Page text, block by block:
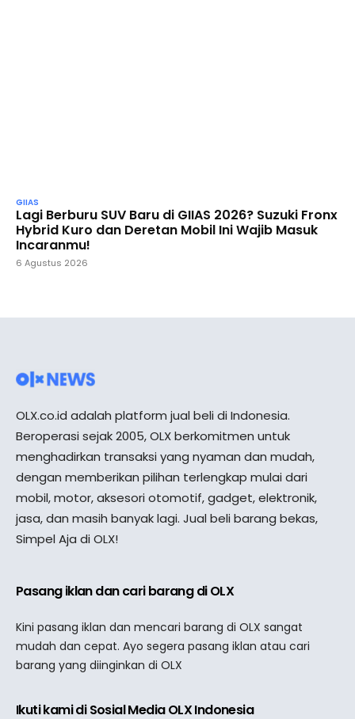
GIIAS
Lagi Berburu SUV Baru di GIIAS 2026? Suzuki Fronx
Hybrid Kuro dan Deretan Mobil Ini Wajib Masuk
Incaranmu!
6 Agustus 2026
OLX.co.id adalah platform jual beli di Indonesia.
Beroperasi sejak 2005, OLX berkomitmen untuk
menghadirkan transaksi yang nyaman dan mudah,
dengan memberikan pilihan terlengkap mulai dari
mobil, motor, aksesori otomotif, gadget, elektronik,
jasa, dan masih banyak lagi. Jual beli barang bekas,
Simpel Aja di OLX!
Pasang iklan dan cari barang di OLX
Kini pasang iklan dan mencari barang di OLX sangat
mudah dan cepat. Ayo segera pasang iklan atau cari
barang yang diinginkan di OLX
Ikuti kami di Sosial Media OLX Indonesia